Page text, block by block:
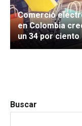
Comercio
en Colombia
un 34 por ciento
Buscar